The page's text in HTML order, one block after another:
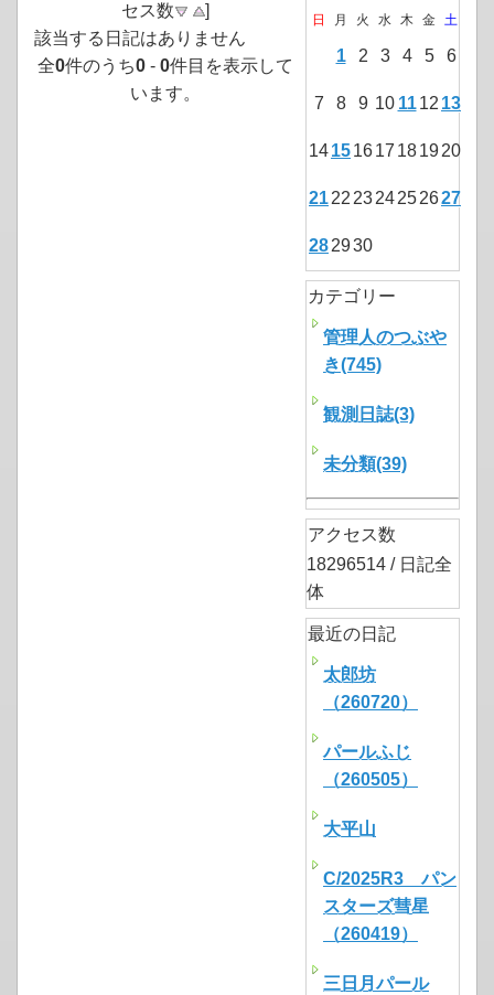
セス数
]
該当する日記はありません
全0件のうち0 - 0件目を表示して
います。
日 月 火 水 木 金 土
1 2 3 4 5 6
7 8 9 10 11 12 13
14151617 181920
2122 2324252627
282930
カテゴリー
管理人のつぶや
き(745)
観測日誌(3)
未分類(39)
アクセス数
18296514 / 日記全
体
最近の日記
太郎坊
（260720）
パールふじ
（260505）
大平山
C/2025R3 パン
スターズ彗星
（260419）
三日月パール